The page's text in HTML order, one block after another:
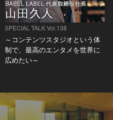
SPECIAL TALK Vol.138
～コンテンツスタジオという体
制で、最高のエンタメを世界に
広めたい～